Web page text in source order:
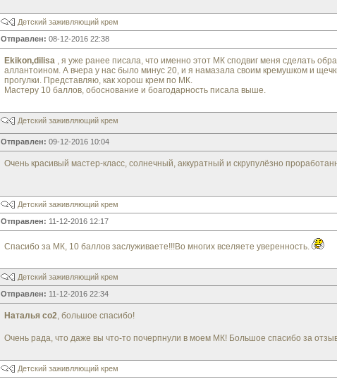
Детский заживляющий крем
Отправлен: 08-12-2016 22:38
Ekikon,dilisa , я уже ранее писала, что именно этот МК сподвиг меня сделать
аллантоином. А вчера у нас было минус 20, и я намазала своим кремушком и
прогулки. Представляю, как хорош крем по МК.
Мастеру 10 баллов, обоснование и боагодарность писала выше.
Детский заживляющий крем
Отправлен: 09-12-2016 10:04
Очень красивый мастер-класс, солнечный, аккуратный и скрупулёзно
Детский заживляющий крем
Отправлен: 11-12-2016 12:17
Спасибо за МК, 10 баллов заслуживаете!!!Во многих вселяете уверенность.
Детский заживляющий крем
Отправлен: 11-12-2016 22:34
Наталья со2, большое спасибо!
Очень рада, что даже вы что-то почерпнули в моем МК! Большое спасибо за
Детский заживляющий крем